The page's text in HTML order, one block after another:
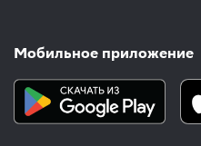
Мобильное приложение